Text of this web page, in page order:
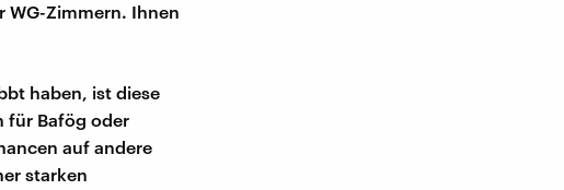
WG-Zimmern. Ihnen
haben, ist diese
für Bafög oder
auf andere
starken